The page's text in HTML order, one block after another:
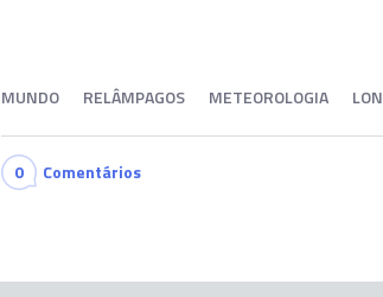
MUNDO RELÂMPAGOS METEOROLOGIA
0 Comentários